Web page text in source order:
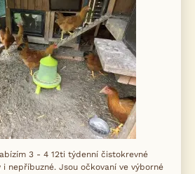
3 - 4 12ti týdenní čistokrevné
nepříbuzné. Jsou očkovaní ve výborné